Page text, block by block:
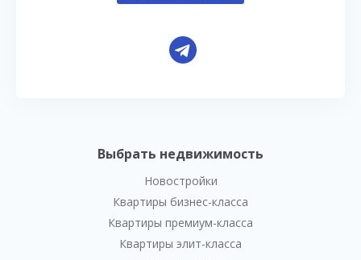
Выбрать недвижимость
Новостройки
Квартиры бизнес-класса
Квартиры премиум-класса
Квартиры элит-класса